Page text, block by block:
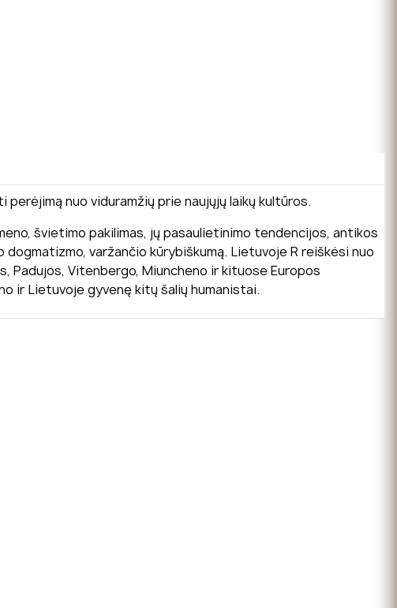
nuo viduramžių prie naujųjų laikų kultūros.
švietimo pakilimas, jų pasaulietinimo tendencijos, antikos
varžančio kūrybiškumą. Lietuvoje R reiškėsi nuo
Padujos, Vitenbergo, Miuncheno ir kituose Europos
ir Lietuvoje gyvenę kitų šalių humanistai.